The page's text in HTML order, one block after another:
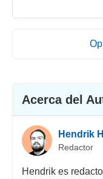
Acerca del
Hendrik
Redactor
Hendrik es